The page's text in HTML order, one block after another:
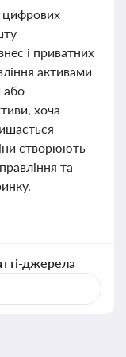
цифрових
і приватних
активами
або
хоча
створюють
та
джерела